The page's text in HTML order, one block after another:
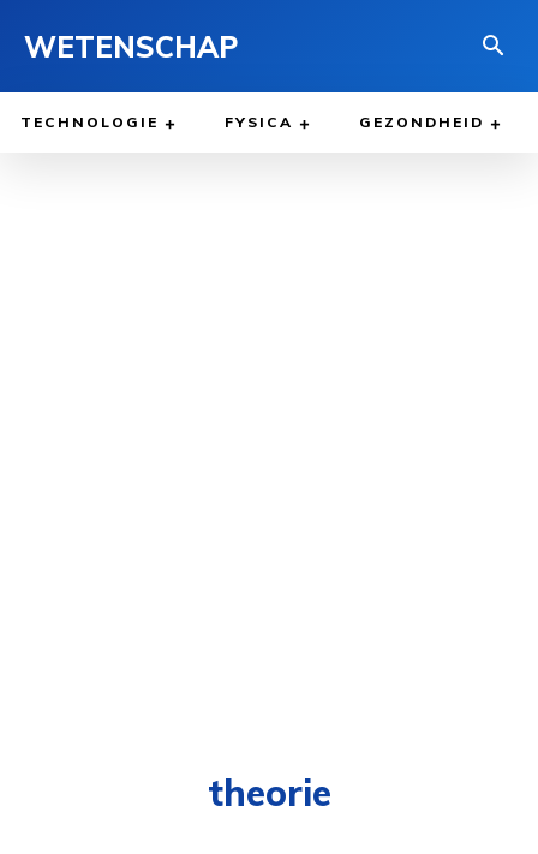
WETENSCHAP
TECHNOLOGIE FYSICA GEZONDHEID
theorie